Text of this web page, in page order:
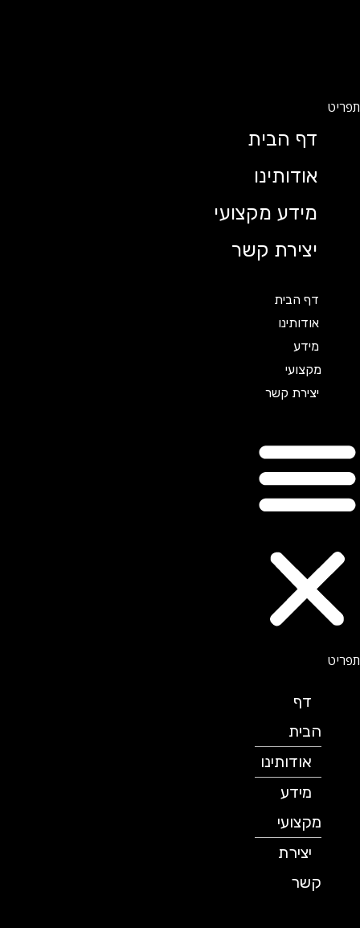
דף הבית
אודותינו
מידע מקצועי
יצירת קשר
דף הבית
אודותינו
מקצועי
יצירת קשר
הבית
אודותינו
מידע
מקצועי
יצירת
קשר